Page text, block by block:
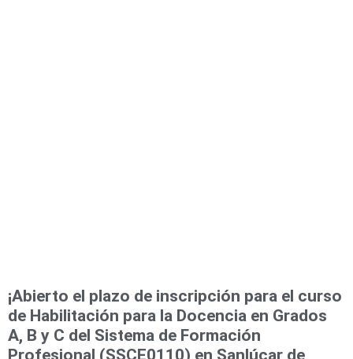
¡Abierto el plazo de inscripción para el curso
de Habilitación para la Docencia en Grados
A, B y C del Sistema de Formación
Profesional (SSCE0110) en Sanlúcar de